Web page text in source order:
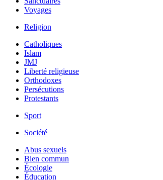
Voyages
Religion
Catholiques
Islam
JMJ
Liberté religieuse
Orthodoxes
Persécutions
Protestants
Sport
Société
Abus sexuels
Bien commun
Écologie
Éducation